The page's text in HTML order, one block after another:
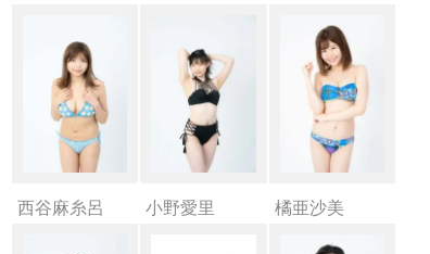
西谷麻糸呂 小野愛里 橘亜沙美